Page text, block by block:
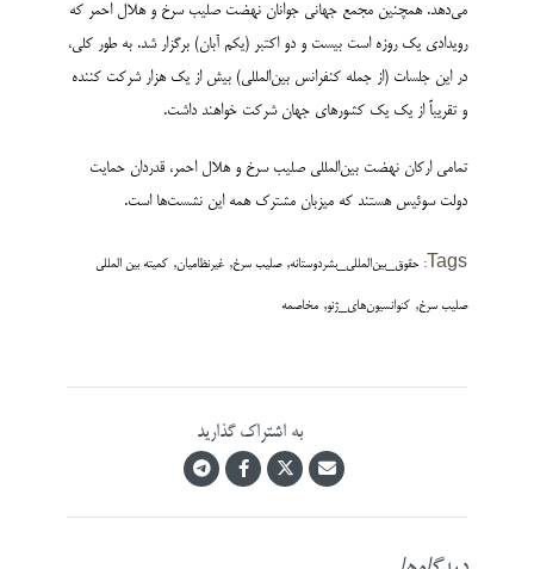
می‌دهد. همچنین مجمع جهانی جوانان نهضت صلیب سرخ و هلال احمر که
رویدادی یک روزه است بیست و دو اکتبر (یکم آبان) برگزار شد. به طور کلی،
در این جلسات (از جمله کنفرانس بین‌المللی) بیش از یک هزار شرکت کننده
و تقریباً از یک یک کشورهای جهان شرکت خواهند داشت.
تمامی ارکان نهضت بین‌المللی صلیب سرخ و هلال احمر، قدردان حمایت
دولت سوئیس هستند که میزبان مشترک همه این نشست‌ها است.
Tags: حقوق_بین‌المللی_بشردوستانه,صلیب سرخ, غیرنظامیان, کمیته بین المللی
صلیب سرخ, کنوانسیون‌های_ژنو, مخاصمه
به اشتراک گذارید